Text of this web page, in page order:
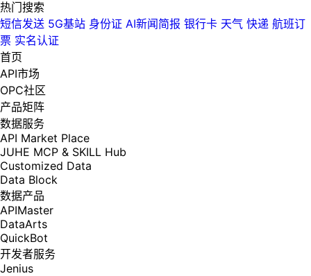
热门搜索
短信发送 5G基站 身份证 AI新闻简报 银行卡 天气 快递 航班订
票 实名认证
首页
API市场
OPC社区
产品矩阵
数据服务
API Market Place
JUHE MCP & SKILL Hub
Customized Data
Data Block
数据产品
APIMaster
DataArts
QuickBot
开发者服务
Jenius